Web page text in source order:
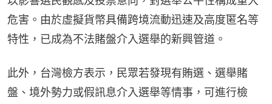
危害。由於虛擬貨幣具備跨境流動迅速及高度匿名等
特性，已成為不法賭盤介入選舉的新興管道。
此外，台灣檢方表示，民眾若發現有賄選、選舉賭
盤、境外勢力或假訊息介入選舉等情事，可進行檢